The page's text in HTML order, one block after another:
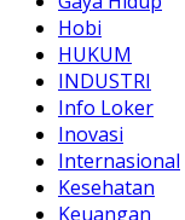
Hobi
HUKUM
INDUSTRI
Info Loker
Inovasi
Internasional
Kesehatan
Keuangan